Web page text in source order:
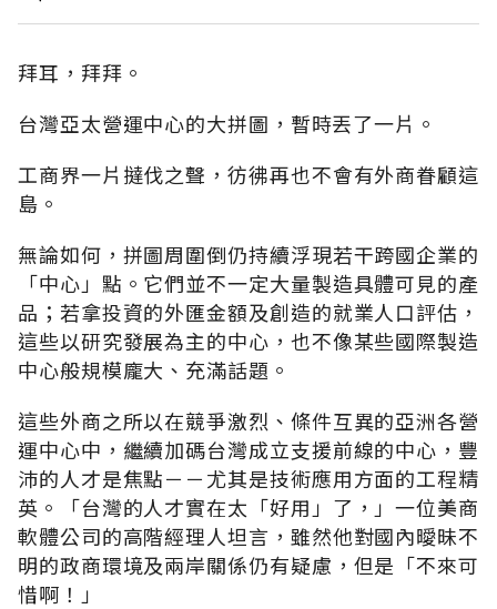
拜耳，拜拜。
台灣亞太營運中心的大拼圖，暫時丟了一片。
工商界一片撻伐之聲，彷彿再也不會有外商眷顧這
島。
無論如何，拼圖周圍倒仍持續浮現若干跨國企業的
「中心」點。它們並不一定大量製造具體可見的產
品；若拿投資的外匯金額及創造的就業人口評估，
這些以研究發展為主的中心，也不像某些國際製造
中心般規模龐大、充滿話題。
這些外商之所以在競爭激烈、條件互異的亞洲各營
運中心中，繼續加碼台灣成立支援前線的中心，豐
沛的人才是焦點－－尤其是技術應用方面的工程精
英。「台灣的人才實在太「好用」了，」一位美商
軟體公司的高階經理人坦言，雖然他對國內曖昧不
明的政商環境及兩岸關係仍有疑慮，但是「不來可
惜啊！」